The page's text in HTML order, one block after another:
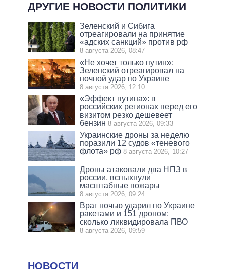
ДРУГИЕ НОВОСТИ ПОЛИТИКИ
Зеленский и Сибига
отреагировали на принятие
«адских санкций» против рф
8 августа 2026, 08:47
«Не хочет только путин»:
Зеленский отреагировал на
ночной удар по Украине
8 августа 2026, 12:10
«Эффект путина»: в
российских регионах перед его
визитом резко дешевеет
бензин 8 августа 2026, 09:33
Украинские дроны за неделю
поразили 12 судов «теневого
флота» рф 8 августа 2026, 10:27
Дроны атаковали два НПЗ в
россии, вспыхнули
масштабные пожары
8 августа 2026, 09:24
Враг ночью ударил по Украине
ракетами и 151 дроном:
сколько ликвидировала ПВО
8 августа 2026, 09:59
НОВОСТИ